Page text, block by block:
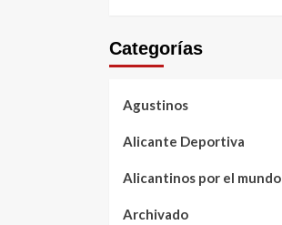
Categorías
Agustinos
Alicante Deportiva
Alicantinos por el mundo
Archivado